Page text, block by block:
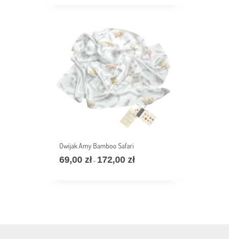
至
120,00 zł
Owijak Amy Bamboo Safari
69,00 zł– 172,00 zł价